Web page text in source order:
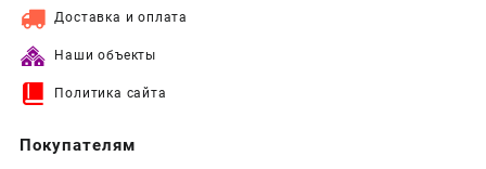
Доставка и оплата
Наши объекты
Политика сайта
Покупателям